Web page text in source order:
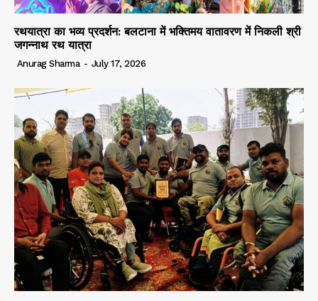
रथयात्रा का भव्य प्रदर्शन: बलटाना में भक्तिमय वातावरण में निकली श्री
जगन्नाथ रथ यात्रा
Anurag Sharma - July 17, 2026